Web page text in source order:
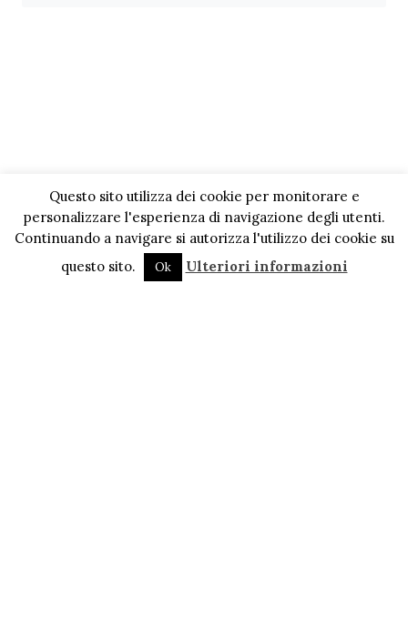
Questo sito utilizza dei cookie per monitorare e
personalizzare l'esperienza di navigazione degli utenti.
Continuando a navigare si autorizza l'utilizzo dei cookie su
questo sito.
Ok Ulteriori informazioni